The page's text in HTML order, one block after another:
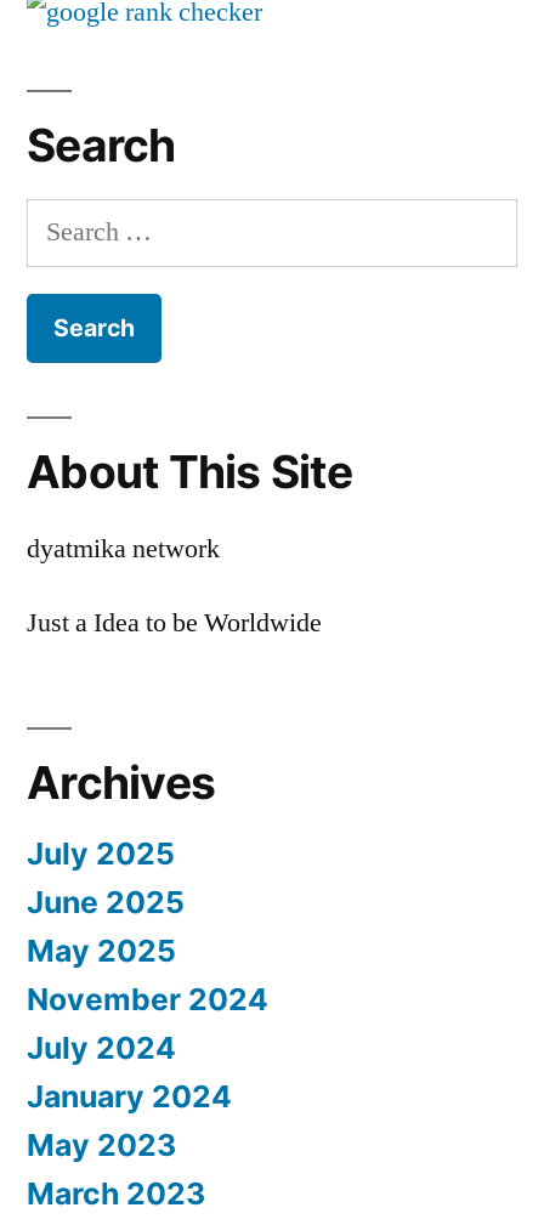
Indonesia
Search
Search
for:
About This Site
dyatmika network
Just a Idea to be Worldwide
Archives
July 2025
June 2025
May 2025
November 2024
July 2024
January 2024
May 2023
March 2023